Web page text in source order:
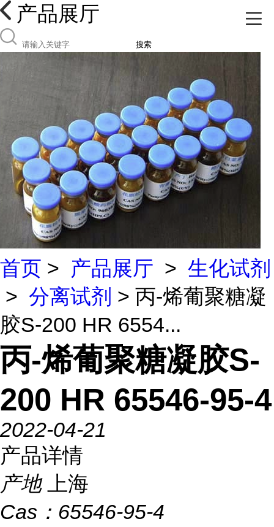
产品展厅
搜索
首页 > 产品展厅 > 生化试剂
> 分离试剂 > 丙-烯葡聚糖凝
胶S-200 HR 6554...
丙-烯葡聚糖凝胶S-
200 HR 65546-95-4
2022-04-21
产品详情
产地
上海
Cas： 65546-95-4